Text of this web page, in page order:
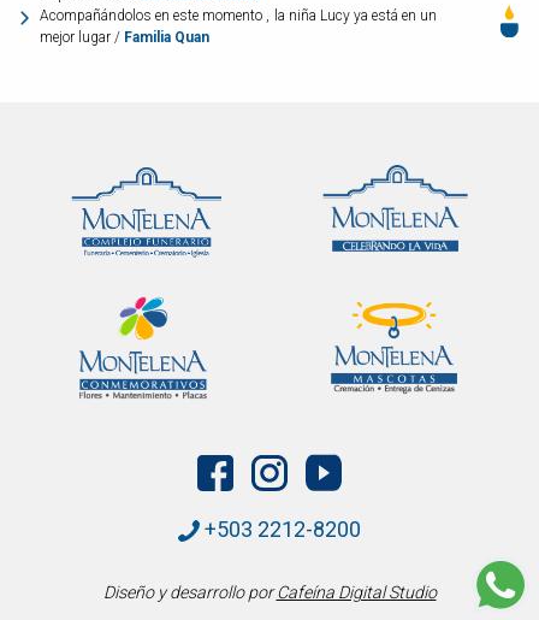
Acompañándolos en este momento , la niña Lucy ya está en un
mejor lugar / Familia Quan
+503 2212-8200
Diseño y desarrollo porCafeína Digital Studio